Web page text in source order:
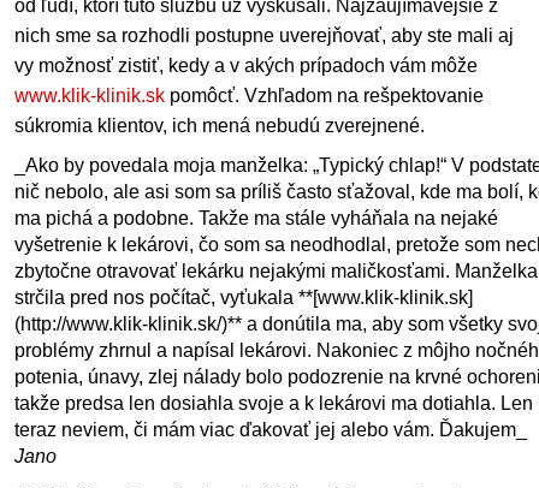
od ľudí, ktorí túto službu už vyskúšali. Najzaujímavejšie z
nich sme sa rozhodli postupne uverejňovať, aby ste mali aj
vy možnosť zistiť, kedy a v akých prípadoch vám môže
www.klik-klinik.sk pomôcť. Vzhľadom na rešpektovanie
súkromia klientov, ich mená nebudú zverejnené.
_Ako by povedala moja manželka: „Typický chlap!“ V
nič nebolo, ale asi som sa príliš často sťažoval, kde ma bolí,
ma pichá a podobne. Takže ma stále vyháňala na nejaké
vyšetrenie k lekárovi, čo som sa neodhodlal, pretože som
zbytočne otravovať lekárku nejakými maličkosťami.
strčila pred nos počítač, vyťukala **[www.klik-klinik.sk]
(http://www.klik-klinik.sk/)** a donútila ma, aby som všetky
problémy zhrnul a napísal lekárovi. Nakoniec z môjho
potenia, únavy, zlej nálady bolo podozrenie na krvné
takže predsa len dosiahla svoje a k lekárovi ma dotiahla. Len
teraz neviem, či mám viac ďakovať jej alebo vám. Ďakujem_
Jano